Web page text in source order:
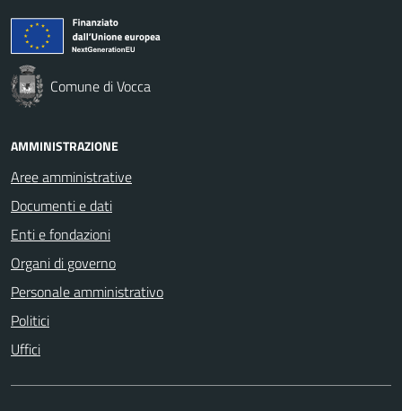
Comune di Vocca
AMMINISTRAZIONE
Aree amministrative
Documenti e dati
Enti e fondazioni
Organi di governo
Personale amministrativo
Politici
Uffici